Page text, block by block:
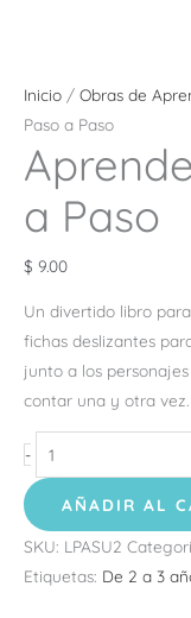
Inicio / Obras de
Paso a Paso
a Paso
$ 9.00
Un divertido libro
fichas deslizantes
junto a los
contar una y otra vez.
-
AÑADIR AL
SKU: LPASU2
Etiquetas: De 2 a 3